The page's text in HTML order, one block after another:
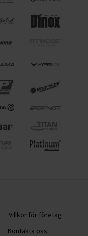
Villkor för företag
Kontakta oss